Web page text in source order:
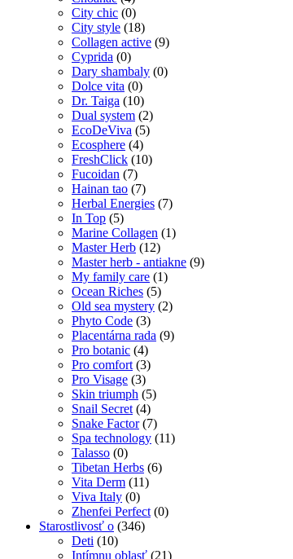
City chic (0)
City style (18)
Collagen active (9)
Cyprida (0)
Dary shambaly (0)
Dolce vita (0)
Dr. Taiga (10)
Dual system (2)
EcoDeViva (5)
Ecosphere (4)
FreshClick (10)
Fucoidan (7)
Hainan tao (7)
Herbal Energies (7)
In Top (5)
Marine Collagen (1)
Master Herb (12)
Master herb - antiakne (9)
My family care (1)
Ocean Riches (5)
Old sea mystery (2)
Phyto Code (3)
Placentárna rada (9)
Pro botanic (4)
Pro comfort (3)
Pro Visage (3)
Skin triumph (5)
Snail Secret (4)
Snake Factor (7)
Spa technology (11)
Talasso (0)
Tibetan Herbs (6)
Vita Derm (11)
Viva Italy (0)
Zhenfei Perfect (0)
Starostlivosť o (346)
Deti (10)
Intímnu oblasť (21)